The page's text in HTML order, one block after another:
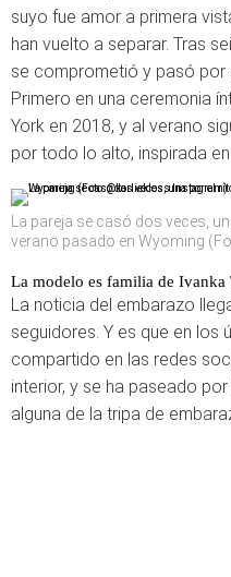
suyo fue amor a primera
han vuelto a separar. Tras
se comprometió y pasó por
Primero en una ceremonia
York en 2018, y al verano
por todo lo alto, inspirada
La pareja se casó dos veces,
verano pasado en Wyoming
La modelo es familia de Ivanka
La noticia del embarazo
seguidores. Y es que en los
compartido en las redes
interior, y se ha paseado
alguna de la tripa de